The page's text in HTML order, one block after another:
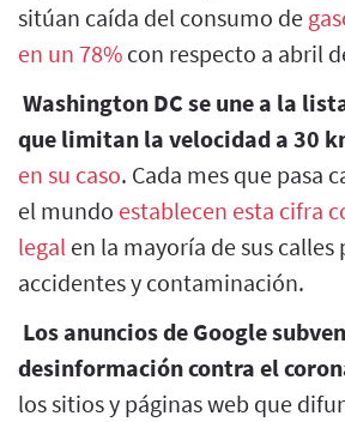
sitúan caída del consumo de
en un 78% con respecto a abril
Washington DC se une a la
que limitan la velocidad a 30
en su caso. Cada mes que pasa
el mundo establecen esta cifra
legal en la mayoría de sus
accidentes y contaminación.
Los anuncios de Google
desinformación contra el
los sitios y páginas web que